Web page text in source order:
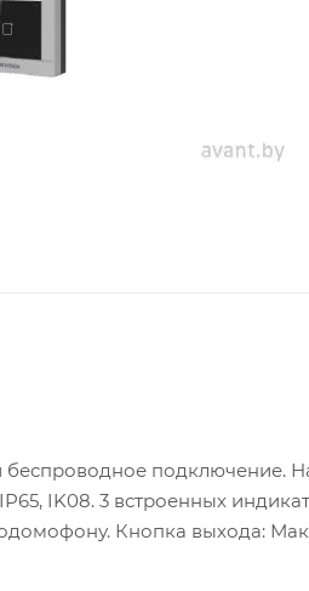
подключение.
IK08. 3 встроенных
Кнопка выхода: